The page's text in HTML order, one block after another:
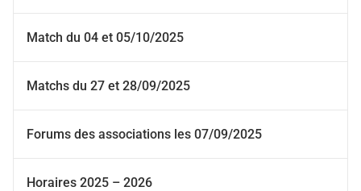
Match du 04 et 05/10/2025
Matchs du 27 et 28/09/2025
Forums des associations les 07/09/2025
Horaires 2025 – 2026